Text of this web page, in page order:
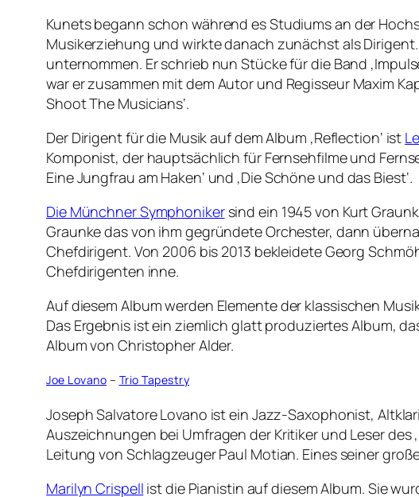
Kunets begann schon während es Studiums an der
Musikerziehung und wirkte danach zunächst als
unternommen. Er schrieb nun Stücke für die Band
war er zusammen mit dem Autor und Regisseur Maxim
Shoot The Musicians‘.
Der Dirigent für die Musik auf dem Album ‚Reflection‘ ist
Komponist, der hauptsächlich für Fernsehfilme und
Eine Jungfrau am Haken‘ und ‚Die Schöne und das Biest‘.
Die Münchner Symphonikersind ein 1945 von Kurt
Graunke das von ihm gegründete Orchester, dann
Chefdirigent. Von 2006 bis 2013 bekleidete Georg
Chefdirigenten inne.
Auf diesem Album werden Elemente der klassischen
Das Ergebnis ist ein ziemlich glatt produziertes Album,
Album von Christopher Alder.
Joe Lovano – Trio Tapestry
Joseph Salvatore Lovano ist ein Jazz-Saxophonist,
Auszeichnungen bei Umfragen der Kritiker und Leser
Leitung von Schlagzeuger Paul Motian. Eines seiner
Marilyn Crispell ist die Pianistin auf diesem Album. Sie